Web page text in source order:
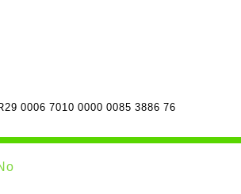
0006 7010 0000 0085 3886 76